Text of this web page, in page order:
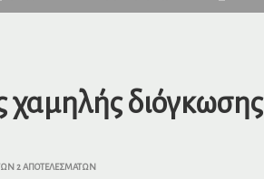
χαμηλής διόγκωσης
2 ΑΠΟΤΕΛΕΣΜΆΤΩΝ